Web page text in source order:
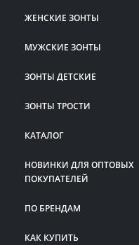
ЖЕНСКИЕ ЗОНТЫ
МУЖСКИЕ ЗОНТЫ
ЗОНТЫ ДЕТСКИЕ
ЗОНТЫ ТРОСТИ
КАТАЛОГ
НОВИНКИ ДЛЯ ОПТОВЫХ
ПОКУПАТЕЛЕЙ
ПО БРЕНДАМ
КАК КУПИТЬ